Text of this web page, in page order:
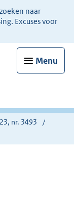
naar
Excuses voor
Menu
nr. 3493